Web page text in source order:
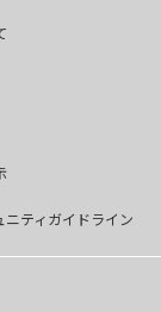
ニティガイドライン